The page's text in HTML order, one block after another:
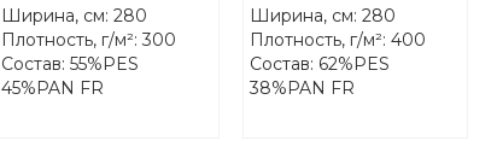
Treartex 2090-80
Ширина, см: 280
Плотность, г/м²: 300
Состав: 55%PES
45%PAN FR
лён" Treartex 2081-11
Ширина, см: 280
Плотность, г/м²: 400
Состав: 62%PES
38%PAN FR